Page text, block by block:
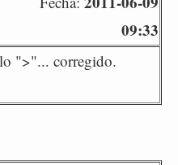
09:33
">"... corregido.